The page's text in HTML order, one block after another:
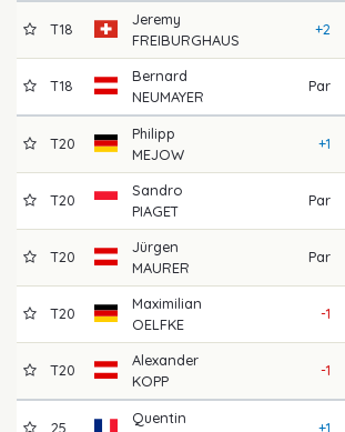
T18
Jeremy
FREIBURGHAUS
+2
T18
Bernard
NEUMAYER
Par
T20
Philipp
MEJOW
+1
T20
Sandro
PIAGET
Par
T20
Jürgen
MAURER
Par
T20
Maximilian
OELFKE
-1
T20
Alexander
KOPP
-1
25
Quentin
+1